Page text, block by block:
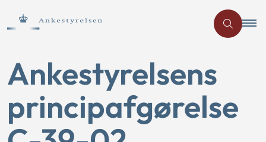
Ankestyrelsens
principafgørelse